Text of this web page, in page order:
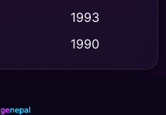
(10)
(59)
1993
1990
1986